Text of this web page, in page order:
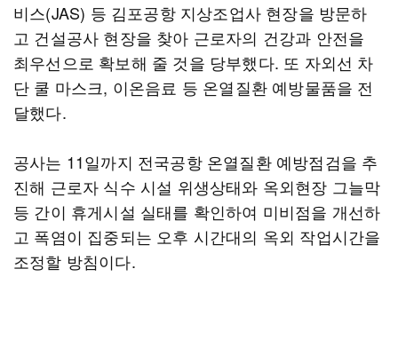
비스(JAS) 등 김포공항 지상조업사 현장을 방문하
고 건설공사 현장을 찾아 근로자의 건강과 안전을
최우선으로 확보해 줄 것을 당부했다. 또 자외선 차
단 쿨 마스크, 이온음료 등 온열질환 예방물품을 전
달했다.
공사는 11일까지 전국공항 온열질환 예방점검을 추
진해 근로자 식수 시설 위생상태와 옥외현장 그늘막
등 간이 휴게시설 실태를 확인하여 미비점을 개선하
고 폭염이 집중되는 오후 시간대의 옥외 작업시간을
조정할 방침이다.